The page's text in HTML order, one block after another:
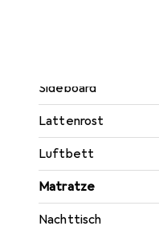
Sideboard
Lattenrost
Luftbett
Matratze
Nachttisch